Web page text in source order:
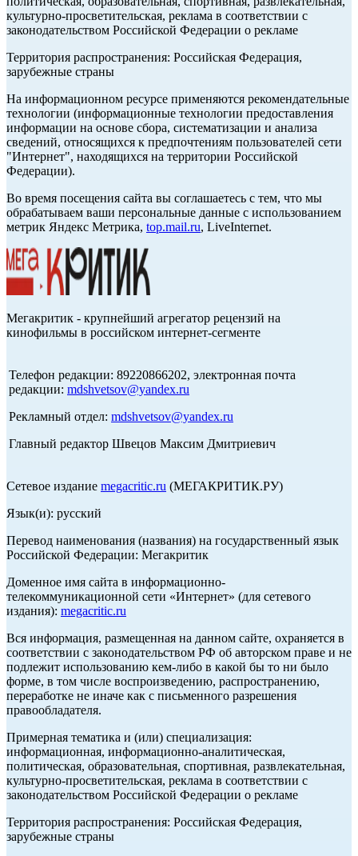
культурно-просветительская, реклама в соответствии с
законодательством Российской Федерации о рекламе
Территория распространения: Российская Федерация,
зарубежные страны
На информационном ресурсе применяются рекомендательные
технологии (информационные технологии предоставления
информации на основе сбора, систематизации и анализа
сведений, относящихся к предпочтениям пользователей сети
"Интернет", находящихся на территории Российской
Федерации).
Во время посещения сайта вы соглашаетесь с тем, что мы
обрабатываем ваши персональные данные с использованием
метрик Яндекс Метрика, top.mail.ru, LiveInternet.
Мегакритик - крупнейший агрегатор рецензий на
кинофильмы в российском интернет-сегменте
Телефон редакции: 89220866202, электронная почта
редакции: mdshvetsov@yandex.ru
Рекламный отдел: mdshvetsov@yandex.ru
Главный редактор Швецов Максим Дмитриевич
Сетевое издание megacritic.ru (МЕГАКРИТИК.РУ)
Язык(и): русский
Перевод наименования (названия) на государственный язык
Российской Федерации: Мегакритик
Доменное имя сайта в информационно-
телекоммуникационной сети «Интернет» (для сетевого
издания): megacritic.ru
Вся информация, размещенная на данном сайте, охраняется в
соответствии с законодательством РФ об авторском праве и не
подлежит использованию кем-либо в какой бы то ни было
форме, в том числе воспроизведению, распространению,
переработке не иначе как с письменного разрешения
правообладателя.
Примерная тематика и (или) специализация:
информационная, информационно-аналитическая,
политическая, образовательная, спортивная, развлекательная,
культурно-просветительская, реклама в соответствии с
законодательством Российской Федерации о рекламе
Территория распространения: Российская Федерация,
зарубежные страны